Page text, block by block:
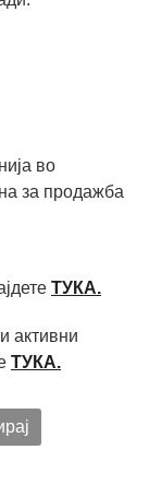
во
за продажба
ТУКА.
активни
ТУКА.